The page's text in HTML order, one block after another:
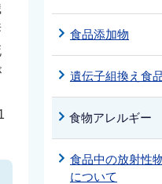
食品添加物
遺伝子組換え食
食物アレルギー
食品中の放射性
について